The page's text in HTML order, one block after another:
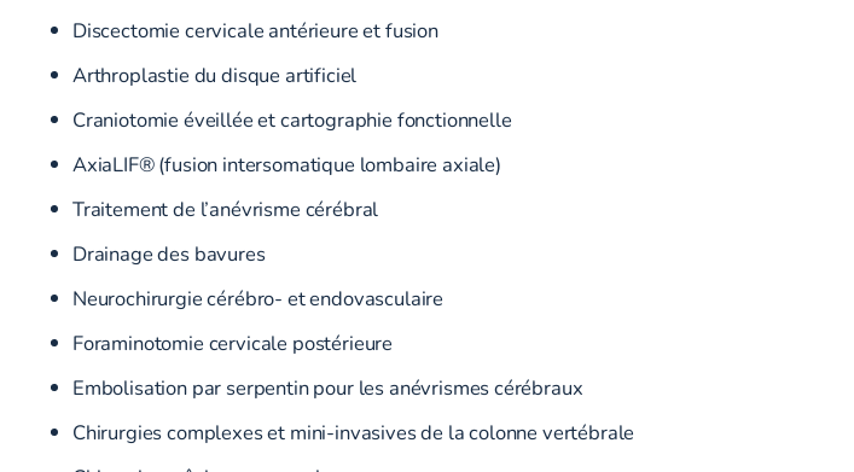
Discectomie cervicale antérieure et fusion
Arthroplastie du disque artificiel
Craniotomie éveillée et cartographie fonctionnelle
AxiaLIF® (fusion intersomatique lombaire axiale)
Traitement de l’anévrisme cérébral
Drainage des bavures
Neurochirurgie cérébro- et endovasculaire
Foraminotomie cervicale postérieure
Embolisation par serpentin pour les anévrismes cérébraux
Chirurgies complexes et mini-invasives de la colonne vertébrale